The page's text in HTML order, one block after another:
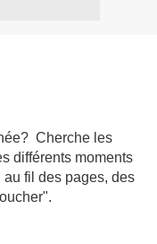
Cherche les
différents moments
fil des pages, des